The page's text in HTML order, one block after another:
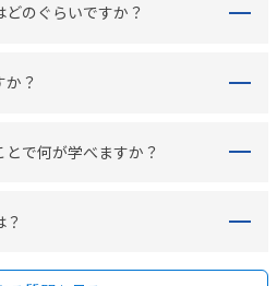
のぐらいですか？
？
で何が学べますか？